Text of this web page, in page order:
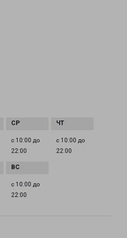
с 10:00 до
22:00
с 10:00 до
22:00
с 10:00 до
22:00